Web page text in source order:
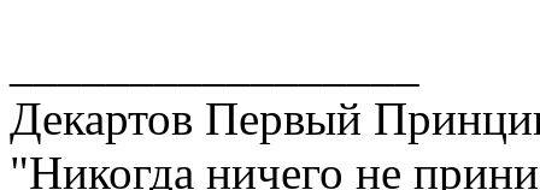
Декартов Первый
"Никогда ничего не